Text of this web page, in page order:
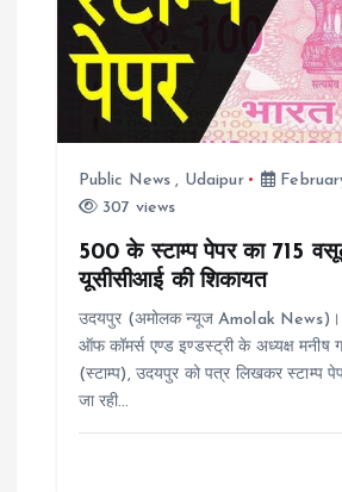
a
Public News , Udaipur
307 views
500 के स्टाम्प पेपर का 715
यूसीसीआई की शिकायत
उदयपुर (अमोलक न्यूज Amolak News)।
ऑफ कॉमर्स एण्ड इण्डस्ट्री के अध्यक्ष मनीष
(स्टाम्प), उदयपुर को पत्र लिखकर स्टाम्प
जा रही…